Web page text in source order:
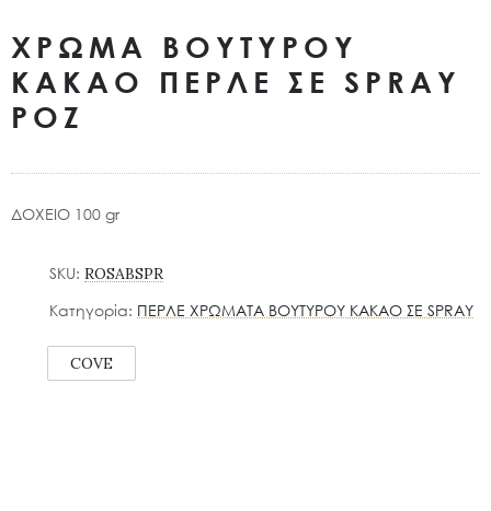
ΧΡΩΜΑ ΒΟΥΤΥΡΟΥ
ΚΑΚΑΟ ΠΕΡΛΕ ΣΕ SPRAY
ΡΟΖ
ΔΟΧΕΙΟ 100 gr
SKU: ROSABSPR
Κατηγορία: ΠΕΡΛΕ ΧΡΩΜΑΤΑ ΒΟΥΤΥΡΟΥ ΚΑΚΑΟ ΣΕ SPRAY
COVE